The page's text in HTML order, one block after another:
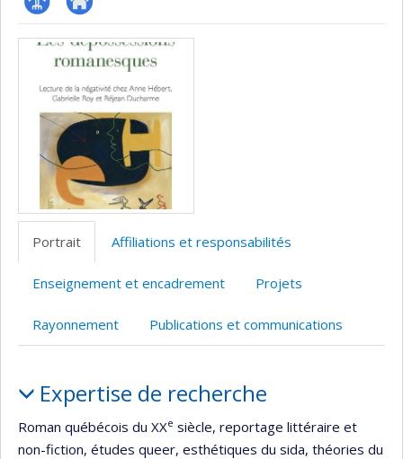
Page
professionnelle
(faculté,département,école)
Autre
site
web
Médias
Portrait Affiliations et responsabilités
Enseignement et encadrement Projets
Rayonnement Publications et communications
Expertise de recherche
Roman québécois du XXe siècle, reportage littéraire et
non-fiction, études queer, esthétiques du sida, théories du